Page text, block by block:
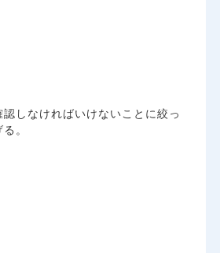
しなければいけないことに絞っ
。